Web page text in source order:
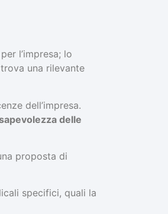
l’impresa; lo
una rilevante
dell’impresa.
delle
proposta di
specifici, quali la